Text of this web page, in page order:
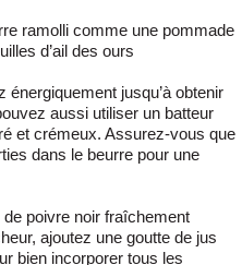
ramolli comme une pommade
d’ail des ours
énergiquement jusqu’à obtenir
aussi utiliser un batteur
et crémeux. Assurez-vous que
dans le beurre pour une
poivre noir fraîchement
ajoutez une goutte de jus
bien incorporer tous les